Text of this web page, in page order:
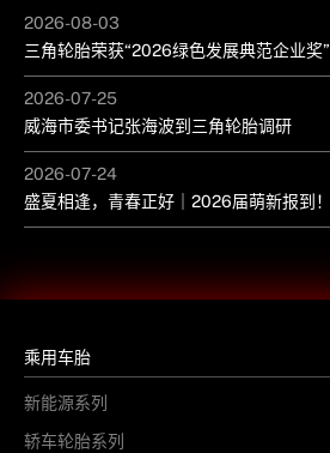
2026-08-03
三角轮胎荣获“2026绿色发展典范企业奖”
2026-07-25
威海市委书记张海波到三角轮胎调研
2026-07-24
盛夏相逢，青春正好｜2026届萌新报到！
乘用车胎
新能源系列
轿车轮胎系列